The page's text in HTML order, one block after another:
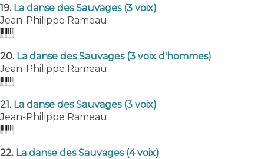
19. La danse des Sauvages (3 voix)
Jean-Philippe Rameau
20. La danse des Sauvages (3 voix d'hommes)
Jean-Philippe Rameau
21. La danse des Sauvages (3 voix)
Jean-Philippe Rameau
22. La danse des Sauvages (4 voix)